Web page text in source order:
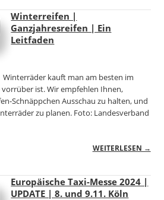
Winterreifen |
Ganzjahresreifen | Ein
Leitfaden
kauft man am besten im
ist. Wir empfehlen Ihnen,
Schnäppchen Ausschau zu halten, und
zu planen. Foto: Landesverband
WEITERLESEN →
Europäische Taxi-Messe 2024 |
UPDATE | 8. und 9.11. Köln